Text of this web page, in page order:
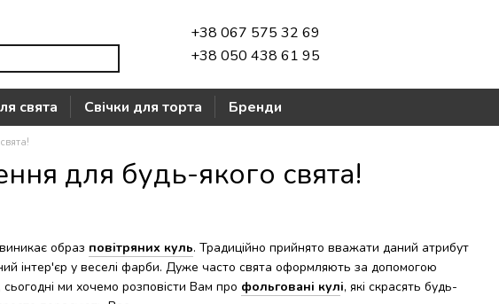
+38 067 575 32 69
+38 050 438 61 95
свята Свічки для торта Бренди
для будь-якого свята!
образ повітряних куль. Традиційно прийнято вважати даний атрибут
інтер'єр у веселі фарби. Дуже часто свята оформляють за допомогою
ми хочемо розповісти Вам про фольговані кулі, які скрасять будь-